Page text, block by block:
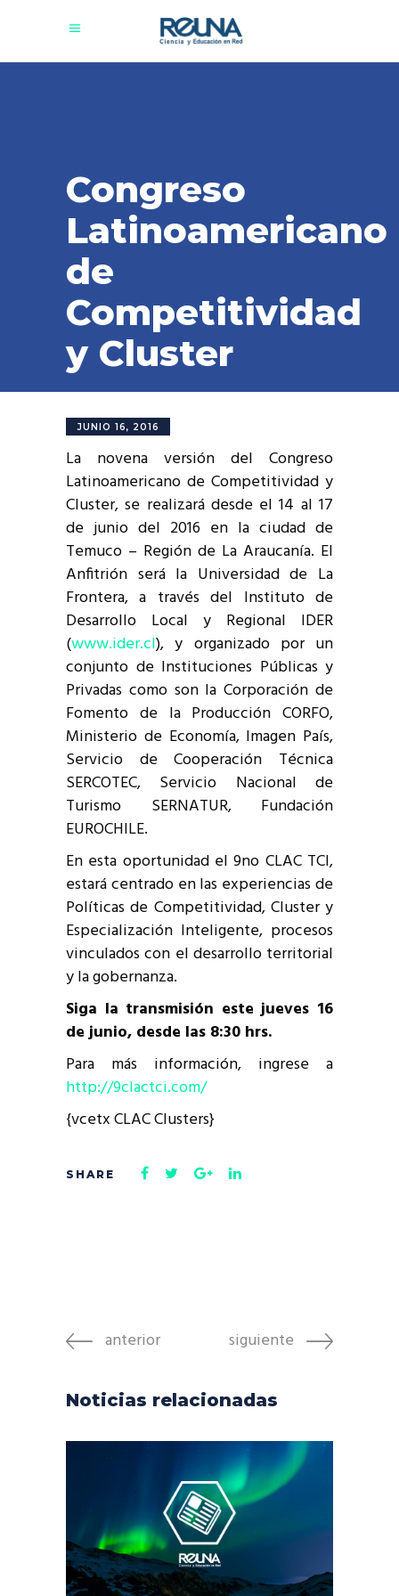
Congreso
Latinoamericano
de
Competitividad
y Cluster
JUNIO 16, 2016
La novena versión del Congreso
Latinoamericano de Competitividad y
Cluster, se realizará desde el 14 al 17
de junio del 2016 en la ciudad de
Temuco – Región de La Araucanía. El
Anfitrión será la Universidad de La
Frontera, a través del Instituto de
Desarrollo Local y Regional IDER
(www.ider.cl), y organizado por un
conjunto de Instituciones Públicas y
Privadas como son la Corporación de
Fomento de la Producción CORFO,
Ministerio de Economía, Imagen País,
Servicio de Cooperación Técnica
SERCOTEC, Servicio Nacional de
Turismo SERNATUR, Fundación
EUROCHILE.
En esta oportunidad el 9no CLAC TCI,
estará centrado en las experiencias de
Políticas de Competitividad, Cluster y
Especialización Inteligente, procesos
vinculados con el desarrollo territorial
y la gobernanza.
Siga la transmisión este jueves 16
de junio, desde las 8:30 hrs.
Para más información, ingrese a
http://9clactci.com/
{vcetx CLAC Clusters}
anterior siguiente
Noticias relacionadas